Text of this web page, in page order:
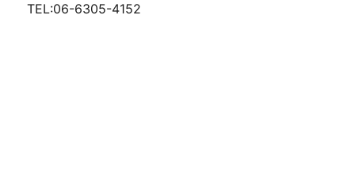
TEL:06-6305-4152